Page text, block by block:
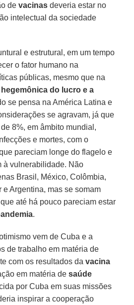
devacinas deveria estar no
intelectual da sociedade
e estrutural, em um tempo
o fator humano na
públicas, mesmo que na
hegemônica do lucro e a
se pensa na América Latina e
se agravam, já que
8%, em âmbito mundial,
e mortes, com o
pareciam longe do flagelo e
à vulnerabilidade. Não
Brasil, México, Colômbia,
e Argentina, mas se somam
até há pouco pareciam estar
.
vem de Cuba e a
de trabalho em matéria de
com os resultados davacina
em matéria desaúde
por Cuba em suas missões
inspirar a cooperação